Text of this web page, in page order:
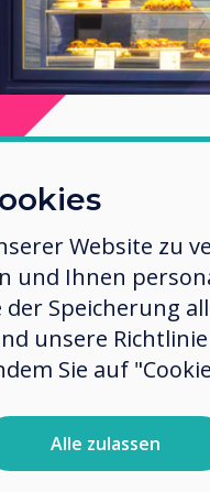
Website zu
und Ihnen
Speicherung
unsere
Sie auf
Alle zulassen